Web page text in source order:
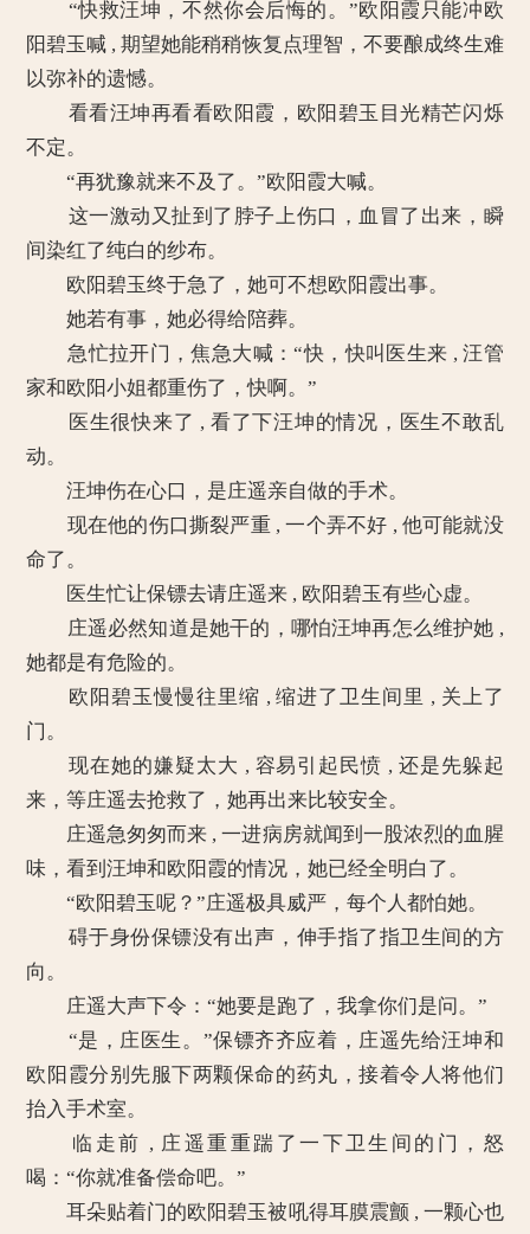
“快救汪坤，不然你会后悔的。”欧阳霞只能冲欧
阳碧玉喊 , 期望她能稍稍恢复点理智，不要酿成终生难
以弥补的遗憾。
看看汪坤再看看欧阳霞，欧阳碧玉目光精芒闪烁
不定。
“再犹豫就来不及了。”欧阳霞大喊。
这一激动又扯到了脖子上伤口，血冒了出来，瞬
间染红了纯白的纱布。
欧阳碧玉终于急了，她可不想欧阳霞出事。
她若有事，她必得给陪葬。
急忙拉开门，焦急大喊：“快，快叫医生来 , 汪管
家和欧阳小姐都重伤了，快啊。”
医生很快来了 , 看了下汪坤的情况，医生不敢乱
动。
汪坤伤在心口，是庄遥亲自做的手术。
现在他的伤口撕裂严重 , 一个弄不好 , 他可能就没
命了。
医生忙让保镖去请庄遥来 , 欧阳碧玉有些心虚。
庄遥必然知道是她干的，哪怕汪坤再怎么维护她 ,
她都是有危险的。
欧阳碧玉慢慢往里缩 , 缩进了卫生间里 , 关上了
门。
现在她的嫌疑太大 , 容易引起民愤 , 还是先躲起
来，等庄遥去抢救了，她再出来比较安全。
庄遥急匆匆而来 , 一进病房就闻到一股浓烈的血腥
味，看到汪坤和欧阳霞的情况，她已经全明白了。
“欧阳碧玉呢？”庄遥极具威严，每个人都怕她。
碍于身份保镖没有出声，伸手指了指卫生间的方
向。
庄遥大声下令：“她要是跑了，我拿你们是问。”
“是，庄医生。”保镖齐齐应着，庄遥先给汪坤和
欧阳霞分别先服下两颗保命的药丸，接着令人将他们
抬入手术室。
临走前 , 庄遥重重踹了一下卫生间的门，怒
喝：“你就准备偿命吧。”
耳朵贴着门的欧阳碧玉被吼得耳膜震颤 , 一颗心也